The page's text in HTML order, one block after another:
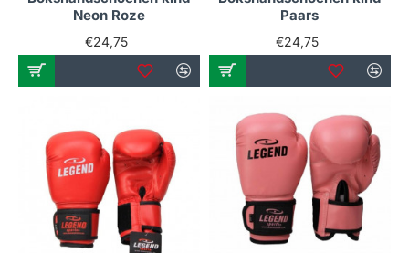
Neon Roze
€24,75
Paars
€24,75